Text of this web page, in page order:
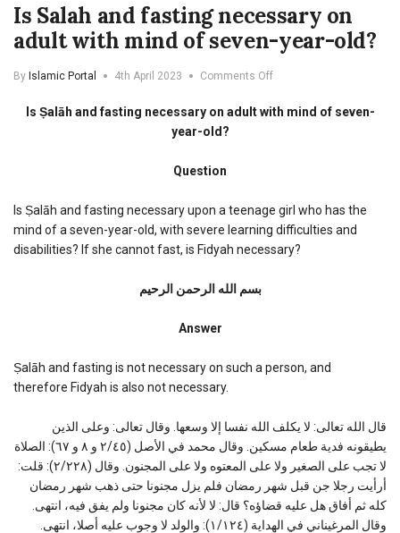
Is Salah and fasting necessary on
adult with mind of seven-year-old?
By Islamic Portal 4th April 2023 Comments Offon
Salah
with
mind
of
seven-
Is Ṣalāh and fasting necessary on adult with mind of seven-
year-old?
Question
Is Ṣalāh and fasting necessary upon a teenage girl who has the
mind of a seven-year-old, with severe learning difficulties and
disabilities? If she cannot fast, is Fidyah necessary?
بسم الله الرحمن الرحیم
Answer
Ṣalāh and fasting is not necessary on such a person, and
therefore Fidyah is also not necessary.
قال الله تعالى: لا يكلف الله نفسا إلا وسعها. وقال تعالى: وعلى الذين
يطيقونه فدية طعام مسكين. وقال محمد في الأصل (٢/٤٥ و ٨ و ٦٧): الصلاة
لا تجب على الصغير ولا على المعتوه ولا على المجنون. وقال (٢/٢٢٨): قلت:
أرأيت رجلا جن قبل شهر رمضان فلم يزل مجنونا حتى ذهب شهر رمضان
كله ثم أفاق هل عليه قضاؤه؟ قال: لا لأنه كان مجنونا ولم يفق فيه، انتهى.
وقال المرغيناني في الهداية (١/١٢٤): والولد لا وجوب عليه أصلا، انتهى.